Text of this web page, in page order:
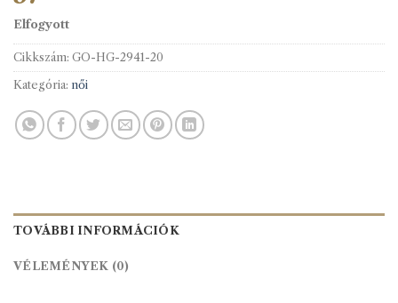
Elfogyott
Cikkszám: GO-HG-2941-20
Kategória: női
TOVÁBBI INFORMÁCIÓK
VÉLEMÉNYEK (0)